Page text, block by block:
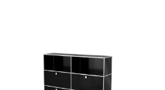
Sekretäre & PC-Tische